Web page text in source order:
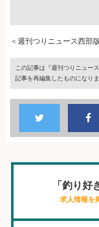
＜週刊つりニュース西部
この記事は『週刊つりニュー
記事を再編集したものになりま
「釣り
求人情報を